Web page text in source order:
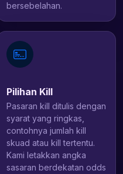
bersebelahan.
Pilihan Kill
Pasaran kill ditulis dengan
syarat yang ringkas,
contohnya jumlah kill
skuad atau kill tertentu.
Kami letakkan angka
sasaran berdekatan odds